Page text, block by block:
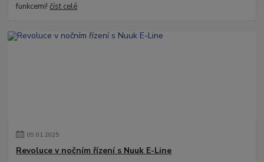
funkcemi!číst celé
09.01.2025
Revoluce v nočním řízení s Nuuk E-Line